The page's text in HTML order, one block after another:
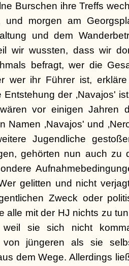
Burschen ihre Treffs
und morgen am
und dem
wir wussten, dass wir
befragt, wer die
wer ihr Führer ist,
Entstehung der ‚Navajos'
vor einigen Jahren
Namen ‚Navajos' und
Jugendliche
gehörten nun auch zu
gelitten und nicht
Zweck oder
alle mit der HJ nichts zu
sie sich nicht
von jüngeren als sie
dem Wege. Allerdings